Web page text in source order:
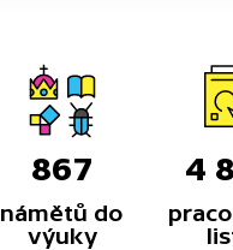
867
námětů do
výuky
4